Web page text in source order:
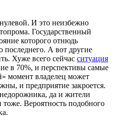
И это неизбежно
Государственный
которого отнюдь
последнего. А вот другие
Хуже всего сейчас ситуация
в 70%, и перспективы самые
момент владелец может
и предприятие закроется.
да и жители
Вероятность подобного